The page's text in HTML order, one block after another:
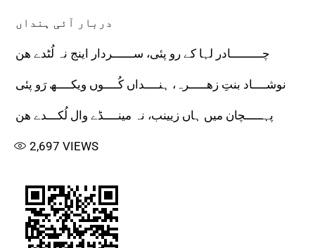
دربار آئی ہنداں
چـــــــــادر لہا کے رو پئی، ســــــردار اینج نہ لُٹدے ھن
نوشــــاد بنتِ زھـــــرہ، ہنــــداں کُــــوں ویکــــھ رَو پئی
پہـــــچان میں ہاں زیینب، نہ مینــــڈے وال لُکـــدے ھن
2,697 VIEWS